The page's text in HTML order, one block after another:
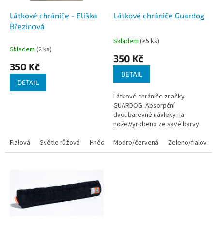
Látkové chrániče - Eliška
Březinová
Skladem (2 ks)
350 Kč
DETAIL
Fialová Světle růžová Hnědá/modrá
Látkové chrániče Guardog
Průměrné
produktu
5
hvězdiček.
Skladem (>5 ks)
350 Kč
DETAIL
Látkové chrániče značky
GUARDOG. Absorpční
dvoubarevné návleky na
nože.Vyrobeno ze savé barvy
poškození ostří nože vlhkostí a
zároveň chránilo...
Modro/červená Zeleno/fialová